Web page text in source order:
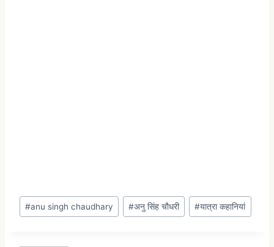
#anu singh chaudhary #अनु सिंह चौधरी #यात्रा कहानियां